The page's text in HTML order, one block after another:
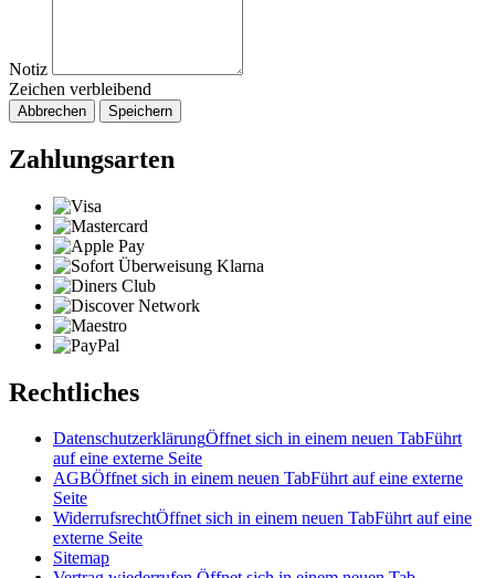
Notiz
Zeichen verbleibend
Abbrechen Speichern
Zahlungsarten
Rechtliches
DatenschutzerklärungÖffnet sich in einem neuen TabFührt
auf eine externe Seite
AGBÖffnet sich in einem neuen TabFührt auf eine externe
Seite
WiderrufsrechtÖffnet sich in einem neuen TabFührt auf eine
externe Seite
Sitemap